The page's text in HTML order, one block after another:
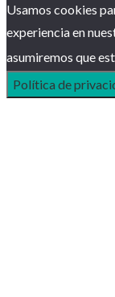
Usamos cookies
experiencia en
asumiremos que
Política de